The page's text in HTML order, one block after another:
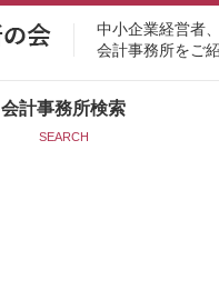
中小企業経営者
会計事務所をご
会計事務所検索
SEARCH